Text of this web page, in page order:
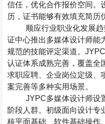
信任，优化合作报价空间。
历，证书能够有效填充简历
顺应行业职业化发展趋
证中心推出多媒体设计师能
规范的技能评定渠道。
认证体系成熟完善，覆盖全
求职应聘、企业岗位定级、
案完善等多种实用场景。
JYPC多媒体设计师设
阶段人群。初级面向设计专
核平面基础、软件基础操作